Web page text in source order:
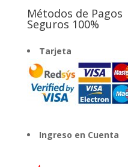
Métodos de Pagos
Seguros 100%
Tarjeta
Ingreso en Cuenta